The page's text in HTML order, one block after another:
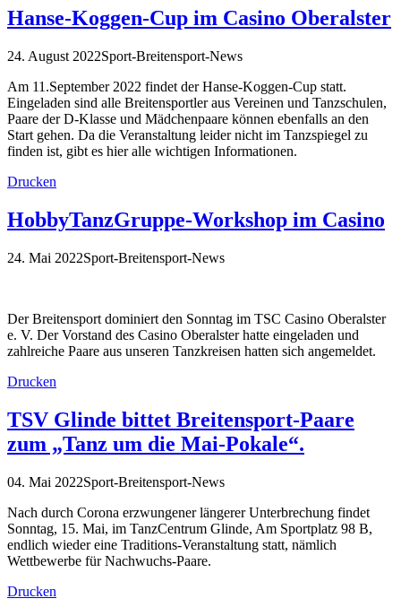
Hanse-Koggen-Cup im Casino Oberalster
24. August 2022Sport-Breitensport-News
Am 11.September 2022 findet der Hanse-Koggen-Cup statt.
Eingeladen sind alle Breitensportler aus Vereinen und Tanzschulen,
Paare der D-Klasse und Mädchenpaare können ebenfalls an den
Start gehen. Da die Veranstaltung leider nicht im Tanzspiegel zu
finden ist, gibt es hier alle wichtigen Informationen.
Drucken
HobbyTanzGruppe-Workshop im Casino
24. Mai 2022Sport-Breitensport-News
Der Breitensport dominiert den Sonntag im TSC Casino Oberalster
e. V. Der Vorstand des Casino Oberalster hatte eingeladen und
zahlreiche Paare aus unseren Tanzkreisen hatten sich angemeldet.
Drucken
TSV Glinde bittet Breitensport-Paare
zum „Tanz um die Mai-Pokale“.
04. Mai 2022Sport-Breitensport-News
Nach durch Corona erzwungener längerer Unterbrechung findet
Sonntag, 15. Mai, im TanzCentrum Glinde, Am Sportplatz 98 B,
endlich wieder eine Traditions-Veranstaltung statt, nämlich
Wettbewerbe für Nachwuchs-Paare.
Drucken